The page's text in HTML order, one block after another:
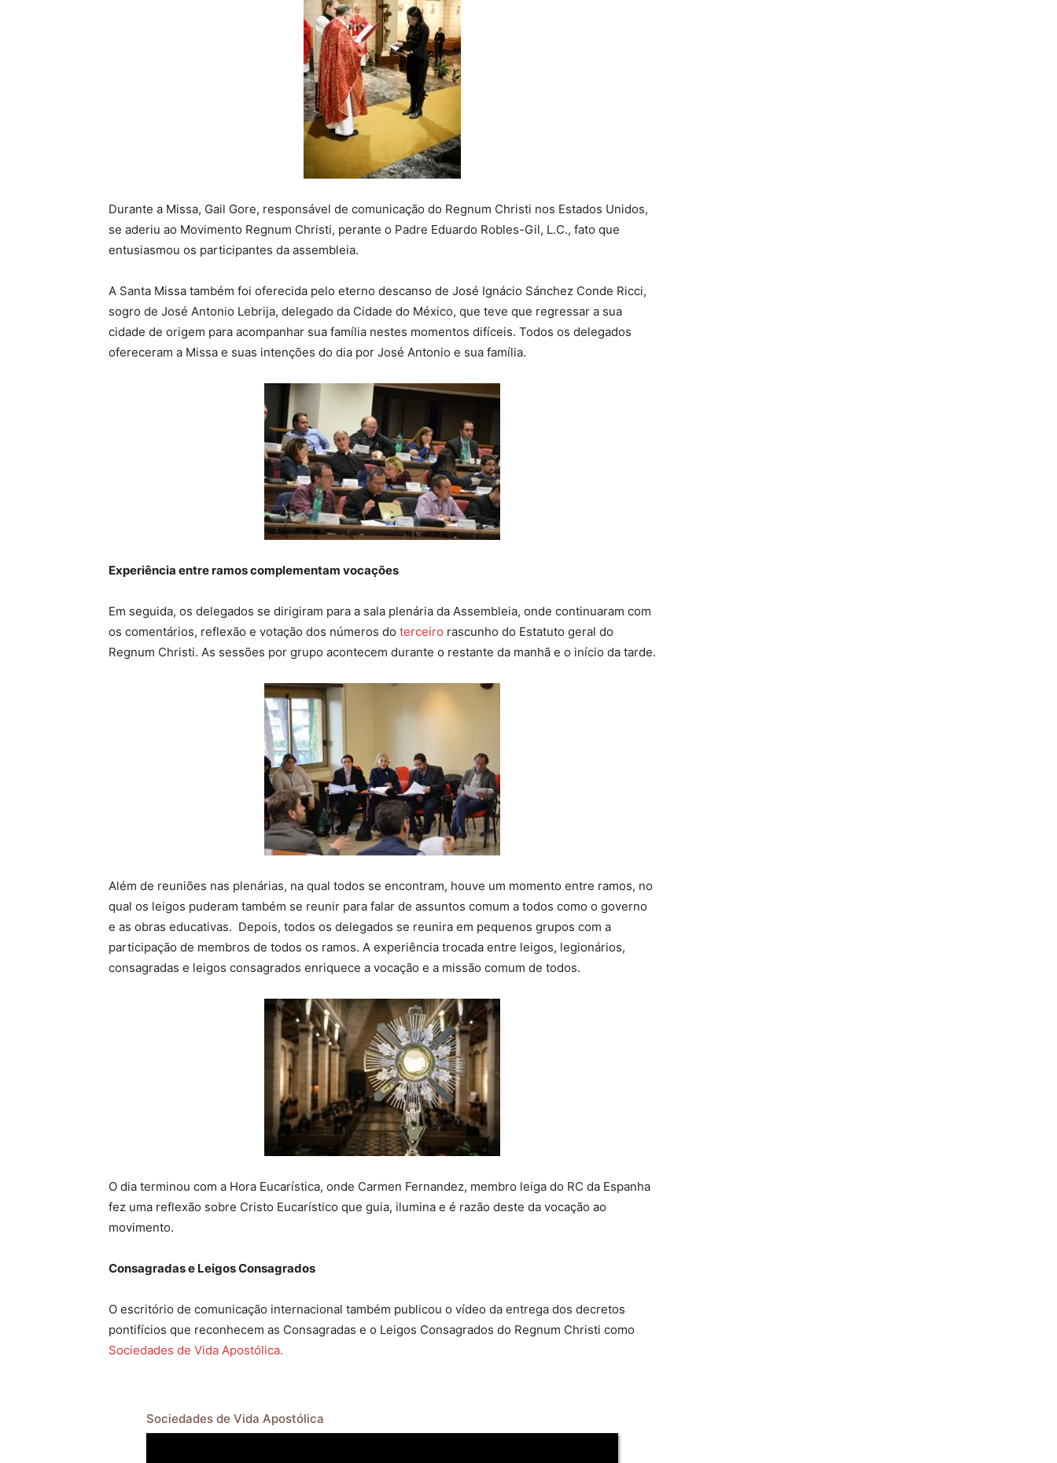
Durante a Missa, Gail Gore, responsável de comunicação do Regnum Christi nos Estados Unidos,
se aderiu ao Movimento Regnum Christi, perante o Padre Eduardo Robles-Gil, L.C., fato que
entusiasmou os participantes da assembleia.
A Santa Missa também foi oferecida pelo eterno descanso de José Ignácio Sánchez Conde Ricci,
sogro de José Antonio Lebrija, delegado da Cidade do México, que teve que regressar a sua
cidade de origem para acompanhar sua família nestes momentos difíceis. Todos os delegados
ofereceram a Missa e suas intenções do dia por José Antonio e sua família.
Experiência entre ramos complementam vocações
Em seguida, os delegados se dirigiram para a sala plenária da Assembleia, onde continuaram com
os comentários, reflexão e votação dos números do terceiro rascunho do Estatuto geral do
Regnum Christi. As sessões por grupo acontecem durante o restante da manhã e o início da tarde.
Além de reuniões nas plenárias, na qual todos se encontram, houve um momento entre ramos, no
qual os leigos puderam também se reunir para falar de assuntos comum a todos como o governo
e as obras educativas. Depois, todos os delegados se reunira em pequenos grupos com a
participação de membros de todos os ramos. A experiência trocada entre leigos, legionários,
consagradas e leigos consagrados enriquece a vocação e a missão comum de todos.
O dia terminou com a Hora Eucarística, onde Carmen Fernandez, membro leiga do RC da Espanha
fez uma reflexão sobre Cristo Eucarístico que guia, ilumina e é razão deste da vocação ao
movimento.
Consagradas e Leigos Consagrados
O escritório de comunicação internacional também publicou o vídeo da entrega dos decretos
pontifícios que reconhecem as Consagradas e o Leigos Consagrados do Regnum Christi como
Sociedades de Vida Apostólica.
Sociedades de Vida Apostólica